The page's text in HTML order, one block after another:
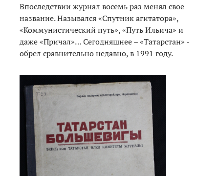
Впоследствии журнал восемь раз менял свое
название. Назывался «Спутник агитатора»,
«Коммунистический путь», «Путь Ильича» и
даже «Причал»… Сегодняшнее – «Татарстан» -
обрел сравнительно недавно, в 1991 году.